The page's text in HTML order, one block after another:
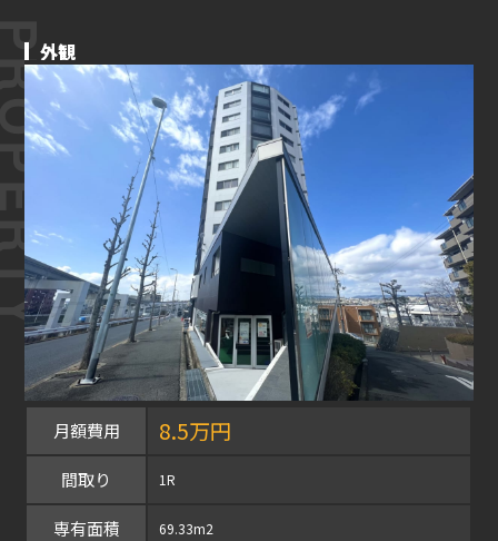
外観
月額費用 8.5万円
間取り 1R
専有面積 69.33m2